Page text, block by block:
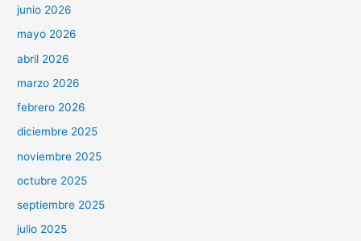
junio 2026
mayo 2026
abril 2026
marzo 2026
febrero 2026
diciembre 2025
noviembre 2025
octubre 2025
septiembre 2025
julio 2025